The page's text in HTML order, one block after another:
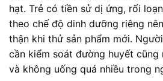
hạt. Trẻ có tiền sử dị ứng, rối
theo chế độ dinh dưỡng riêng
thận khi thử sản phẩm mới.
cần kiểm soát đường huyết cũng
và không uống quá nhiều trong